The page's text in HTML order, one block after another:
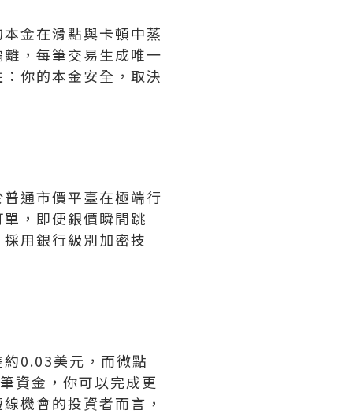
金在滑點與卡頓中蒸
，每筆交易生成唯一
你的本金安全，取決
通市價平臺在極端行
，即便銀價瞬間跳
用銀行級別加密技
0.03美元，而微點
資金，你可以完成更
機會的投資者而言，